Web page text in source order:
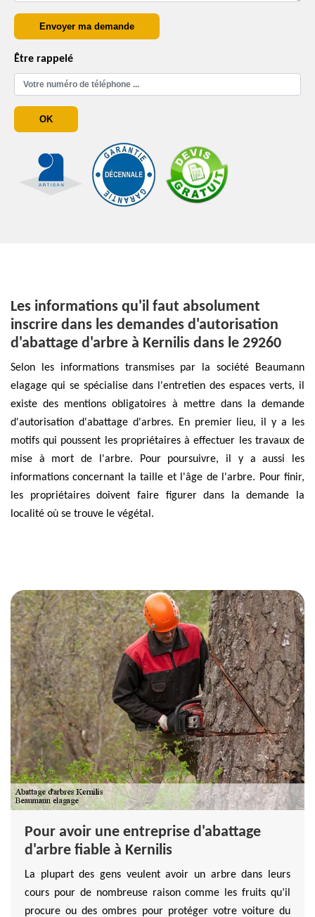
Être rappelé
Les informations qu'il faut absolument
inscrire dans les demandes d'autorisation
d'abattage d'arbre à Kernilis dans le 29260
Selon les informations transmises par la société Beaumann
elagage qui se spécialise dans l'entretien des espaces verts, il
existe des mentions obligatoires à mettre dans la demande
d'autorisation d'abattage d'arbres. En premier lieu, il y a les
motifs qui poussent les propriétaires à effectuer les travaux de
mise à mort de l'arbre. Pour poursuivre, il y a aussi les
informations concernant la taille et l'âge de l'arbre. Pour finir,
les propriétaires doivent faire figurer dans la demande la
localité où se trouve le végétal.
Pour avoir une entreprise d'abattage
d'arbre fiable à Kernilis
La plupart des gens veulent avoir un arbre dans leurs
cours pour de nombreuse raison comme les fruits qu’il
procure ou des ombres pour protéger votre voiture du